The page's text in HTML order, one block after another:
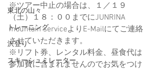
東北の山々
トレーニング
沢登り
スキーシュミレーター
※ツアー中止の場合は、１／１９
（土）１８：００までにJUNRINA
mountain serviceよりE-Mailにてご連絡
させていただきます。
※リフト券、レンタル料金、昼食代は
参加費に含まれませんのでお気をつけ